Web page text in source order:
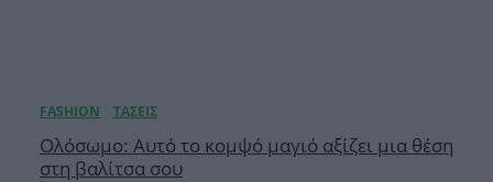
Ολόσωμο: Αυτό το κομψό μαγιό αξίζει μια θέση
στη βαλίτσα σου